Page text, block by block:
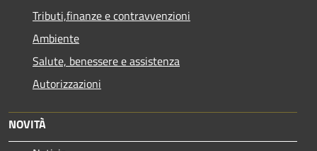
Tributi,finanze e contravvenzioni
Ambiente
Salute, benessere e assistenza
Autorizzazioni
NOVITÀ